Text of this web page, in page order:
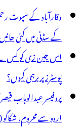
وقارآباد کے سپوت
کے سڈنی میں کئی
اس جین زی کو کس نے
پوسٹرز پر برہمی کیوں؟
پروفیسر عبدالوہاب
اردو سے محروم،